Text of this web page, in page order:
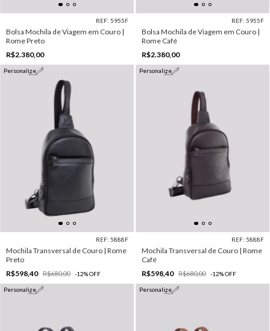
REF: 5955F
Bolsa Mochila de Viagem em Couro |
Rome Preto
R$2.380,00
REF: 5955F
Bolsa Mochila de Viagem em Couro |
Rome Café
R$2.380,00
Personalize
REF: 5888F
Mochila Transversal de Couro | Rome
Preto
R$598,40
R$680,00 -12%OFF
Personalize
REF: 5888F
Mochila Transversal de Couro | Rome
Café
R$598,40
R$680,00 -12%OFF
Personalize Personalize